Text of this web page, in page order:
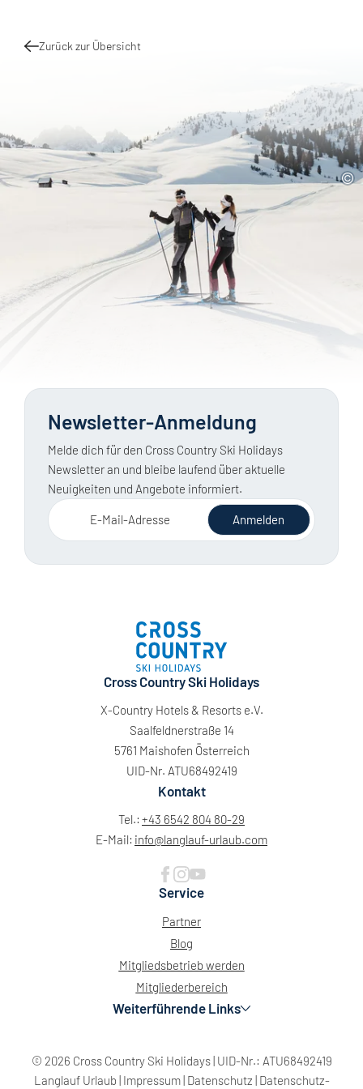
Zurück zur Übersicht
Newsletter-Anmeldung
Melde dich für den Cross Country Ski Holidays
Newsletter an und bleibe laufend über aktuelle
Neuigkeiten und Angebote informiert.
E-Mail-Adresse Anmelden
Cross Country Ski Holidays
X-Country Hotels & Resorts e.V.
Saalfeldnerstraße 14
5761 Maishofen Österreich
UID-Nr. ATU68492419
Kontakt
Tel.: +43 6542 804 80-29
E-Mail: info@langlauf-urlaub.com
Service
Partner
Blog
Mitgliedsbetrieb werden
Mitgliederbereich
Weiterführende Links
© 2026 Cross Country Ski Holidays| UID-Nr.: ATU68492419
Langlauf Urlaub | Impressum| Datenschutz | Datenschutz-